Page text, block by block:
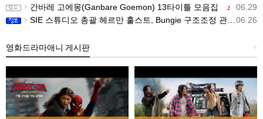
2 06.29
간바레 고에몽(Ganbare Goemon) 13타이틀 모음집
06.26
SIE 스튜디오 총괄 헤르만 훌스트, Bungie 구조조정 관련 직원 메시지 공개
+
영화드라마애니 게시판